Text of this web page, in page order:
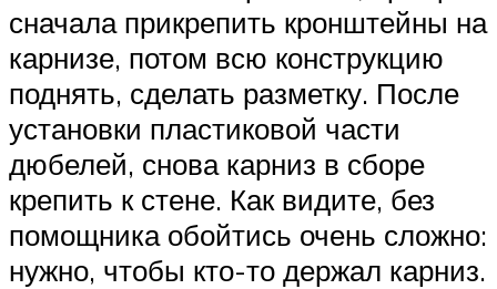
сначала прикрепить кронштейны на
карнизе, потом всю конструкцию
поднять, сделать разметку. После
установки пластиковой части
дюбелей, снова карниз в сборе
крепить к стене. Как видите, без
помощника обойтись очень сложно:
нужно, чтобы кто-то держал карниз.